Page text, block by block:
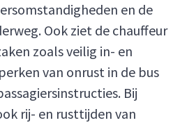
en de
Ook ziet de chauffeur
zoals veilig in- en
van onrust in de bus
Bij
rij- en rusttijden van